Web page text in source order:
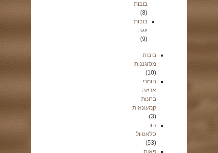
בובות
(8)
בובות
יוגה
(9)
בובות
מסוגננות
(10)
חומרי
אריזה
בחנות
קמעונאית
(3)
הוו
סלאטוול
(53)
פאות